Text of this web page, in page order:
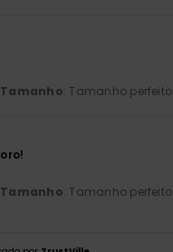
Tamanho: Tamanho perfeito
Tamanho: Tamanho perfeito